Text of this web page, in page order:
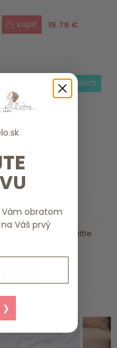
15.79 €
batoh Farma Little
skladom
obratom
Váš prvý
❯